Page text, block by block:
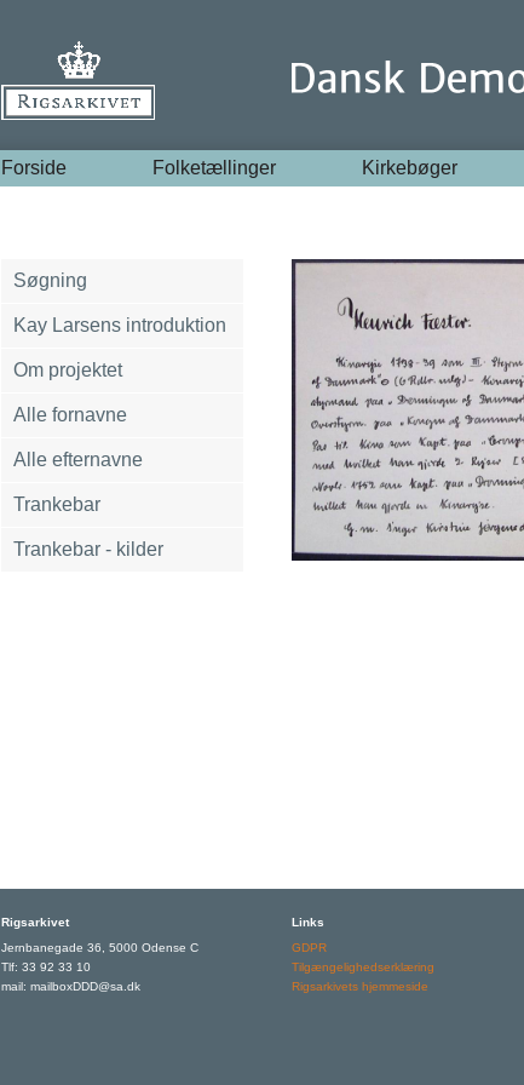
Forside Folketællinger Kirkebøger
Søgning
Kay Larsens introduktion
Om projektet
Alle fornavne
Alle efternavne
Trankebar
Trankebar - kilder
Rigsarkivet
Jernbanegade 36, 5000 Odense C
Tlf: 33 92 33 10
mail: mailboxDDD@sa.dk
Links
GDPR
Tilgængelighedserklæring
Rigsarkivets hjemmeside